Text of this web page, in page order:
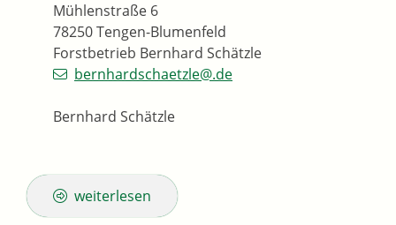
Forstbetrieb Bernhard Schätzle
Mühlenstraße 6
78250Tengen-Blumenfeld
bernhardschaetzle@.de
Bernhard Schätzle
weiterlesen